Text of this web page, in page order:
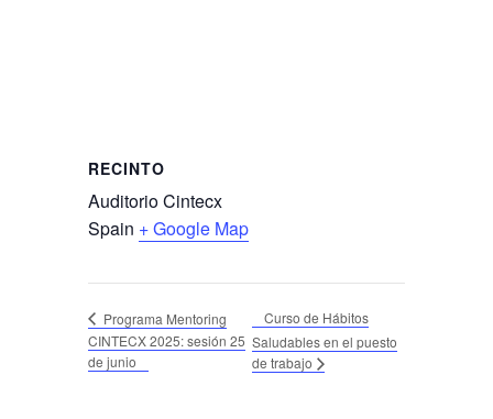
RECINTO
Auditorio Cintecx
Spain + Google Map
Programa Mentoring
CINTECX 2025: sesión 25
de junio
Curso de Hábitos
Saludables en el puesto
de trabajo